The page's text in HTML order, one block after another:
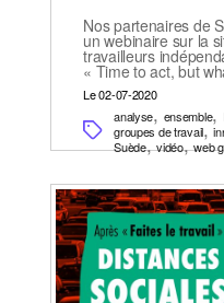
Nos partenaires de
un webinaire sur la
travailleurs
« Time to act, but
Le 02-07-2020
analyse, ensemble,
groupes de travail,
Suède,vidéo,web